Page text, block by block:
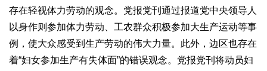
存在轻视体力劳动的观念。党报党刊通过报道党中央领导人
以身作则参加体力劳动、工农群众积极参加大生产运动等事
例，使大众感受到生产劳动的伟大力量。此外，边区也存在
着“妇女参加生产有失体面”的错误观念。党报党刊将动员妇